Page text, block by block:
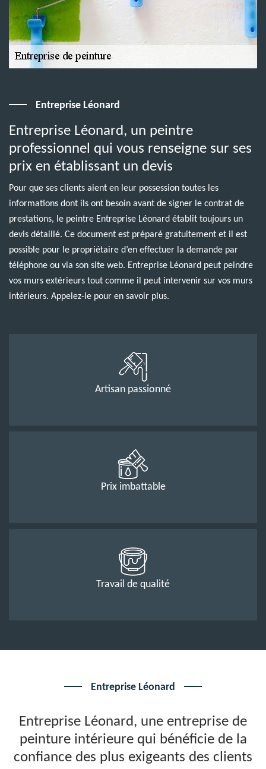
Entreprise Léonard
Entreprise Léonard, un peintre
professionnel qui vous renseigne sur ses
prix en établissant un devis
Pour que ses clients aient en leur possession toutes les
informations dont ils ont besoin avant de signer le contrat de
prestations, le peintre Entreprise Léonard établit toujours un
devis détaillé. Ce document est préparé gratuitement et il est
possible pour le propriétaire d’en effectuer la demande par
téléphone ou via son site web. Entreprise Léonard peut peindre
vos murs extérieurs tout comme il peut intervenir sur vos murs
intérieurs. Appelez-le pour en savoir plus.
Artisan passionné
Prix imbattable
Travail de qualité
Entreprise Léonard
Entreprise Léonard, une entreprise de
peinture intérieure qui bénéficie de la
confiance des plus exigeants des clients